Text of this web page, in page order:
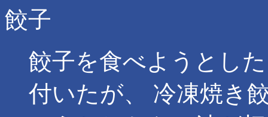
餃子
餃子を食べようとし
付いたが、 冷凍焼き